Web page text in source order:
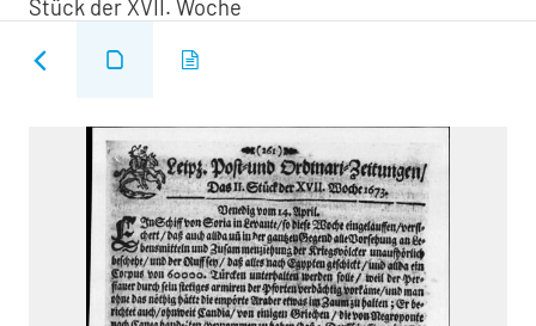
Stück der XVII. Woche